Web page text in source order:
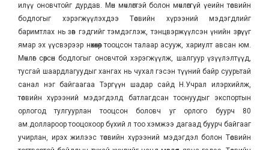
илүү оновчтойг дурдав. Мөн мөчлөгтэй болон мөчлөггүй үеийн төсвийн
бодлогыг хэрэгжүүлэхдээ Төсвийн хүрээний мэдэгдлийг
баримтлах нь зөв гэдгийг тэмдэглэж, тэнцвэржүүлсэн үнийн зөрүүг
ямар эх үүсвэрээр нөхөхөөр тооцсон талаар асууж, хариулт авсан юм.
Мөчлөг сөрсөн бодлогыг оновчтой хэрэгжүүлж, шалгуур үзүүлэлтүүд,
тусгай шаардлагуудыг хангах нь чухал гэсэн түүний байр суурьтай
санал нэг байгаагаа Тэргүүн шадар сайд Н.Учрал илэрхийлж,
төсвийн хүрээний мэдэгдэлд батлагдсан тоонуудыг экспортын
орлогод тулгуурлан тооцсон боловч уг орлого буурч 80
ам.доллароор тооцохоор бүхий л тоо хэмжээ дагаад буурч байгааг
учирлан, ирэх жилээс төсвийн хүрээний мэдэгдэл болон Төсвийн